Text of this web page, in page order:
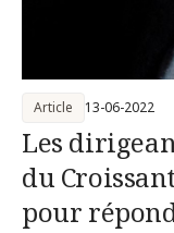
Les
du
pour
Article 13-06-2022